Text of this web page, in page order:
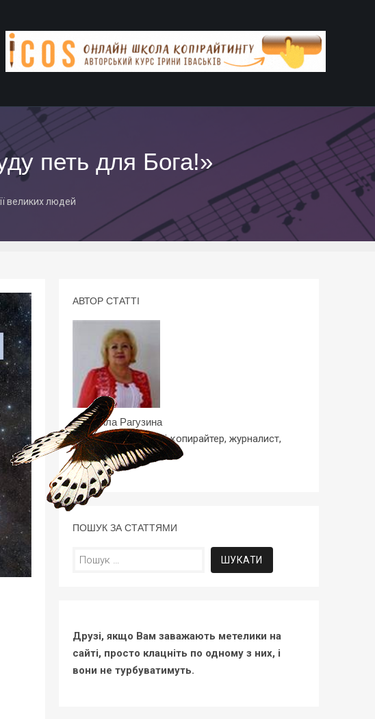
петь для Бога!»
великих людей
АВТОР СТАТТІ
Людмила Рагузина
Профессиональный копирайтер, журналист,
блоггер
ПОШУК ЗА СТАТТЯМИ
Пошук:
Друзі, якщо Вам заважають метелики на
сайті, просто клацніть по одному з них, і
вони не турбуватимуть.